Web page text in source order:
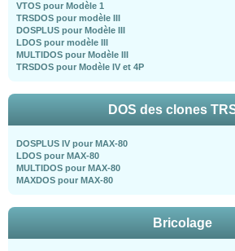
VTOS pour Modèle 1
TRSDOS pour modèle III
DOSPLUS pour Modèle III
LDOS pour modèle III
MULTIDOS pour Modèle III
TRSDOS pour Modèle IV et 4P
DOS des clones
DOSPLUS IV pour MAX-80
LDOS pour MAX-80
MULTIDOS pour MAX-80
MAXDOS pour MAX-80
Bricolage